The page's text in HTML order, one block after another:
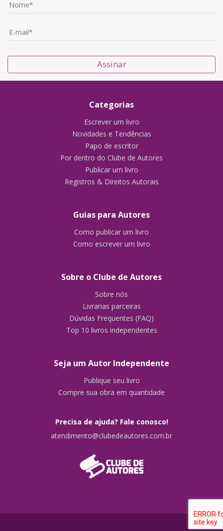
Assinar
Categorias
Escrever um livro
Novidades e Tendências
Papo de escritor
Por dentro do Clube de Autores
Publicar um livro
Registros & Direitos Autorais
Guias para Autores
Como publicar um livro
Como escrever um livro
Sobre o Clube de Autores
Sobre nós
Livrarias parceiras
Dúvidas Frequentes (FAQ)
Top 10 livros independentes
Seja um Autor Independente
Publique seu livro
Compre sua obra em quantidade
Precisa de ajuda? Fale conosco!
atendimento@clubedeautores.com.br